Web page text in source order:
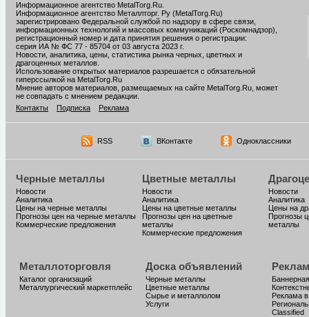
Информационное агентство MetalTorg.Ru
Информационное агентство Металлторг. Ру (MetalTorg.Ru)
зарегистрировано Федеральной службой по надзору в сфере связи,
информационных технологий и массовых коммуникаций (Роскомнадзор),
регистрационный номер и дата принятия решения о регистрации:
серия ИА № ФС 77 - 85704 от 03 августа 2023 г.
Новости, аналитика, цены, статистика рынка черных, цветных и
драгоценных металлов.
Использование открытых материалов разрешается с обязательной
гиперссылкой на MetalTorg.Ru
Мнение авторов материалов, размещаемых на сайте MetalTorg.Ru, может
не совпадать с мнением редакции.
Контакты
Подписка Реклама
RSS ВКонтакте Одноклассники
Черные металлы
Новости
Аналитика
Цены на черные металлы
Прогнозы цен на черные металлы
Коммерческие предложения
Цветные металлы
Новости
Аналитика
Цены на цветные металлы
Прогнозы цен на цветные
металлы
Коммерческие предложения
Новости
Аналитика
Цены на
Прогнозы
металлы
Металлоторговля
Каталог организаций
Металлургический маркетплейс
Доска объявлений
Черные металлы
Цветные металлы
Сырье и металлолом
Услуги
Реклама
Classified